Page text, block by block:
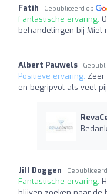
Fatih Gepubliceerd op
Fantastische ervaring:
behandelingen bij Miel
Albert Pauwels
Positieve ervaring:
en begripvol als veel
Jill Doggen
Fantastische ervaring: